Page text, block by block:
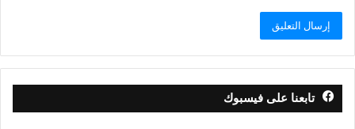
تابعنا على فيسبوك